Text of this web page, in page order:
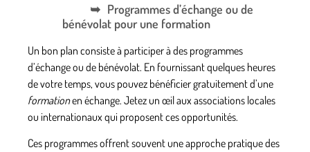
Programmes d’échange ou de
bénévolat pour une formation
Un bon plan consiste à participer à des programmes
d’échange ou de bénévolat. En fournissant quelques heures
de votre temps, vous pouvez bénéficier gratuitement d’une
formationen échange. Jetez un œil aux associations locales
ou internationaux qui proposent ces opportunités.
Ces programmes offrent souvent une approche pratique des